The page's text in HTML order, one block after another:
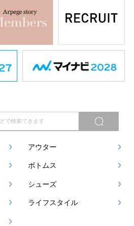
アウター
ボトムス
シューズ
ライフスタイル